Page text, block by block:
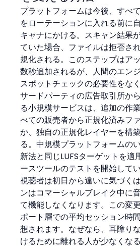
プラットフォームは今後、すべ
をローテーションに入れる前に
キャナにかける。スキャン結果
ていた場合、ファイルは拒否さ
規化される。このステップはア
数秒追加されるが、人間のエン
スポットチェックの必要性をなく
サードパーティの広告取引所か
る小規模サービスは、追加の作
べての販売者から正規化済みフ
か、独自の正規化レイヤーを構
る。中規模プラットフォームの
新法と同じLUFSターゲットを適
ースツールのテストを開始してい
視聴者は初日から違いに気づく
ンはコマーシャルブレイク中に
て機能しなくなります。この変
ポート層での平均セッション時
想されます。なぜなら、耳障り
けるために離れる人が少なくなる